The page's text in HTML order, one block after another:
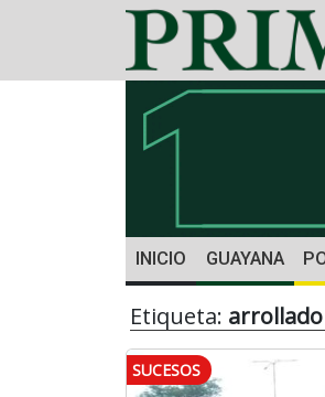
INICIO GUAYANA
Etiqueta: arrollado
SUCESOS